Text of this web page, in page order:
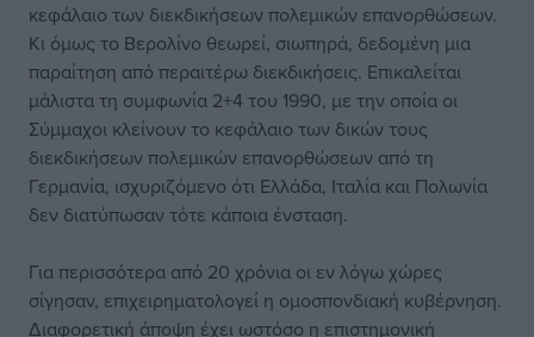
κεφάλαιο των διεκδικήσεων πολεμικών επανορθώσεων.
Κι όμως το Βερολίνο θεωρεί, σιωπηρά, δεδομένη μια
παραίτηση από περαιτέρω διεκδικήσεις. Επικαλείται
μάλιστα τη συμφωνία 2+4 του 1990, με την οποία οι
Σύμμαχοι κλείνουν το κεφάλαιο των δικών τους
διεκδικήσεων πολεμικών επανορθώσεων από τη
Γερμανία, ισχυριζόμενο ότι Ελλάδα, Ιταλία και Πολωνία
δεν διατύπωσαν τότε κάποια ένσταση.
Για περισσότερα από 20 χρόνια οι εν λόγω χώρες
σίγησαν, επιχειρηματολογεί η ομοσπονδιακή κυβέρνηση.
Διαφορετική άποψη έχει ωστόσο η επιστημονική